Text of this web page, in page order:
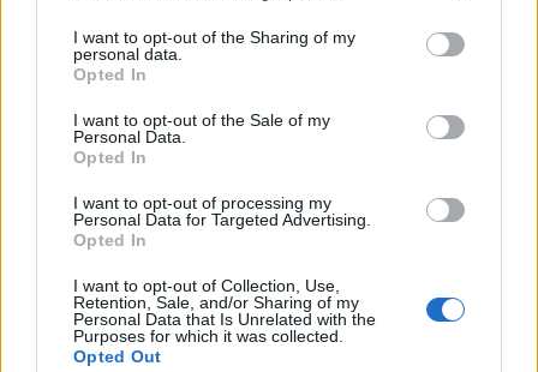
I want to opt-out of the Sharing of my
personal data.
Opted In
I want to opt-out of the Sale of my
Personal Data.
Opted In
I want to opt-out of processing my
Personal Data for Targeted Advertising.
Opted In
I want to opt-out of Collection, Use,
Retention, Sale, and/or Sharing of my
Personal Data that Is Unrelated with the
Purposes for which it was collected.
Opted Out